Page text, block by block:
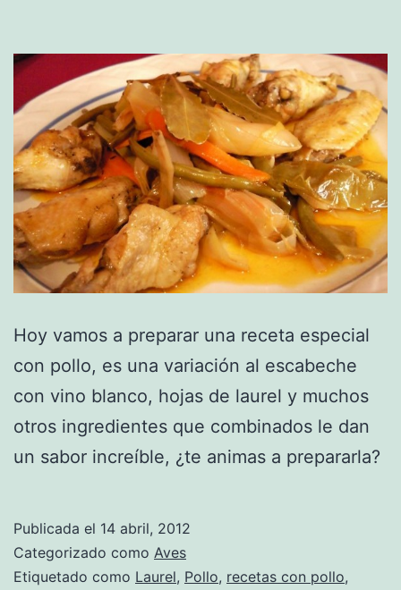
Hoy vamos a preparar una receta especial
con pollo, es una variación al escabeche
con vino blanco, hojas de laurel y muchos
otros ingredientes que combinados le dan
un sabor increíble, ¿te animas a prepararla?
Publicada el 14 abril, 2012
Categorizado como Aves
Etiquetado como Laurel, Pollo, recetas con pollo,